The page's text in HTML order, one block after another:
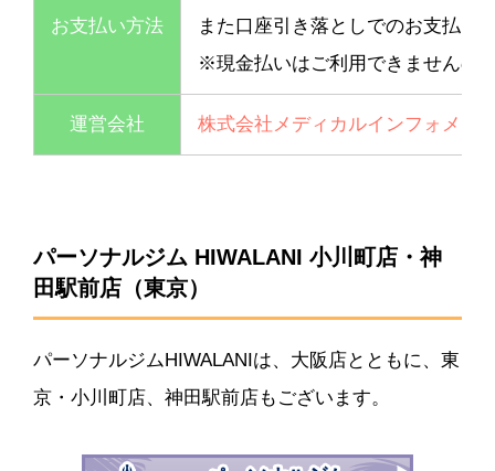
お支払い方法
また口座引き落としでのお支払い
※現金払いはご利用できませんの
運営会社 株式会社メディカルインフォメー
パーソナルジム HIWALANI 小川町店・神
田駅前店（東京）
パーソナルジムHIWALANIは、大阪店とともに、東
京・小川町店、神田駅前店もございます。